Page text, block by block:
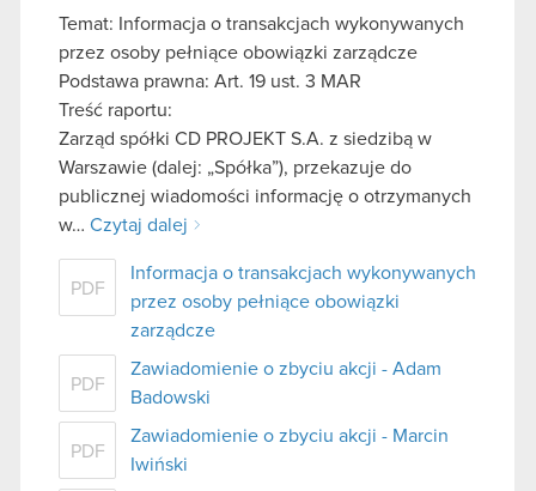
Temat: Informacja o transakcjach wykonywanych
przez osoby pełniące obowiązki zarządcze
Podstawa prawna: Art. 19 ust. 3 MAR
Treść raportu:
Zarząd spółki CD PROJEKT S.A. z siedzibą w
Warszawie (dalej: „Spółka”), przekazuje do
publicznej wiadomości informację o otrzymanych
w… Czytaj dalej
PDF
Informacja o transakcjach wykonywanych
przez osoby pełniące obowiązki
zarządcze
PDF
Zawiadomienie o zbyciu akcji - Adam
Badowski
PDF
Zawiadomienie o zbyciu akcji - Marcin
Iwiński